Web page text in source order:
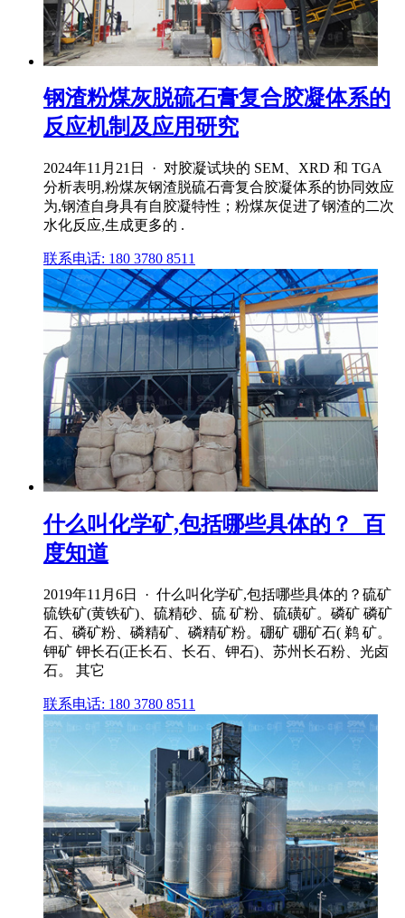
钢渣粉煤灰脱硫石膏复合胶凝体系的
反应机制及应用研究
2024年11月21日 · 对胶凝试块的 SEM、XRD 和 TGA
分析表明,粉煤灰钢渣脱硫石膏复合胶凝体系的协同效应
为,钢渣自身具有自胶凝特性；粉煤灰促进了钢渣的二次
水化反应,生成更多的 .
联系电话: 180 3780 8511
什么叫化学矿,包括哪些具体的？_百
度知道
2019年11月6日 · 什么叫化学矿,包括哪些具体的？硫矿
硫铁矿(黄铁矿)、硫精砂、硫 矿粉、硫磺矿。磷矿 磷矿
石、磷矿粉、磷精矿、磷精矿粉。硼矿 硼矿石( 鹈 矿。
钾矿 钾长石(正长石、长石、钾石)、苏州长石粉、光卤
石。 其它
联系电话: 180 3780 8511